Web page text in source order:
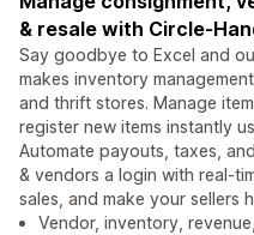
& resale with Circle-
Say goodbye to Excel and
makes inventory
and thrift stores. Manage
register new items instantly
Automate payouts, taxes,
& vendors a login with real-
sales, and make your sellers
Vendor, inventory,